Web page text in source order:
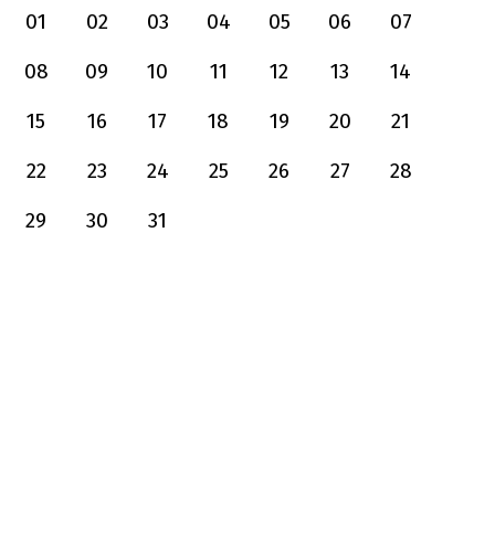
01
02 03 04 05 06
07
08
09 10 11 12 13
14
15
16 17 18 19 20
21
22
23 24 25 26 27
28
29
30 31